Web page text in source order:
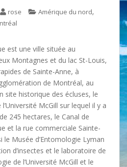
rose Amérique du nord,
est une ville située au
Montagnes et du lac St-Louis,
de Sainte-Anne, à
de Montréal, au
site historique des écluses, le
McGill sur lequel il y a
245 hectares, le Canal de
et la rue commerciale Sainte-
le Musée d’Entomologie Lyman
d’insectes et le laboratoire de
de l’Université McGill et le